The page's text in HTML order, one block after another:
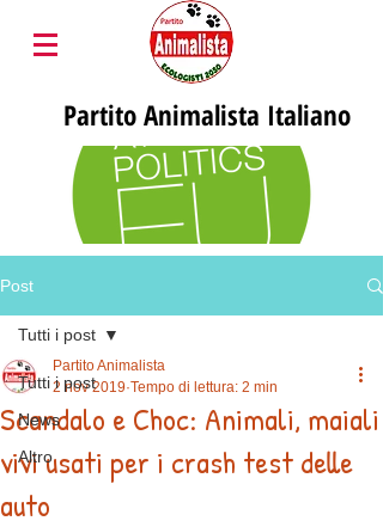
PartitoAnimalista Italiano
Post
Tutti i post
News
Altro
Tutti i post
Scandalo e Choc: Animali, maiali
vivi usati per i crash test delle
auto
Partito Animalista
2 nov 2019 Tempo di lettura: 2 min